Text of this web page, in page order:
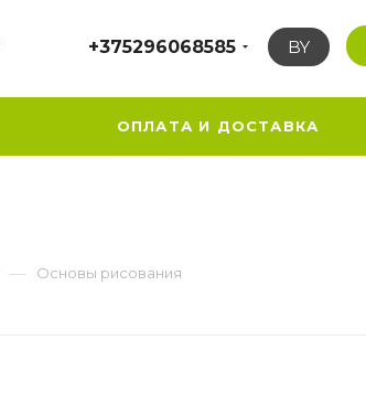
+375296068585 BY
ОПЛАТА И ДОСТАВКА
— Основы рисования